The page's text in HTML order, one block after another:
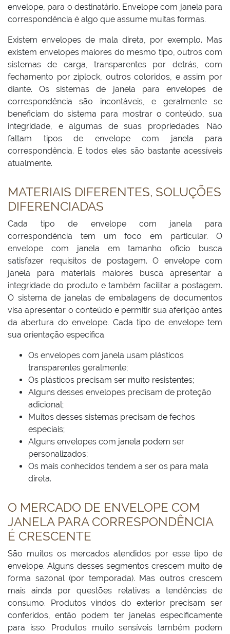
envelope, para o destinatário. Envelope com janela para
correspondência é algo que assume muitas formas.
Existem envelopes de mala direta, por exemplo. Mas
existem envelopes maiores do mesmo tipo, outros com
sistemas de carga, transparentes por detrás, com
fechamento por ziplock, outros coloridos, e assim por
diante. Os sistemas de janela para envelopes de
correspondência são incontáveis, e geralmente se
beneficiam do sistema para mostrar o conteúdo, sua
integridade, e algumas de suas propriedades. Não
faltam tipos de envelope com janela para
correspondência. E todos eles são bastante acessíveis
atualmente.
MATERIAIS DIFERENTES, SOLUÇÕES
DIFERENCIADAS
Cada tipo de envelope com janela para
correspondência tem um foco em particular. O
envelope com janela em tamanho ofício busca
satisfazer requisitos de postagem. O envelope com
janela para materiais maiores busca apresentar a
integridade do produto e também facilitar a postagem.
O sistema de janelas de embalagens de documentos
visa apresentar o conteúdo e permitir sua aferição antes
da abertura do envelope. Cada tipo de envelope tem
sua orientação específica.
Os envelopes com janela usam plásticos
transparentes geralmente;
Os plásticos precisam ser muito resistentes;
Alguns desses envelopes precisam de proteção
adicional;
Muitos desses sistemas precisam de fechos
especiais;
Alguns envelopes com janela podem ser
personalizados;
Os mais conhecidos tendem a ser os para mala
direta.
O MERCADO DE ENVELOPE COM
JANELA PARA CORRESPONDÊNCIA
É CRESCENTE
São muitos os mercados atendidos por esse tipo de
envelope. Alguns desses segmentos crescem muito de
forma sazonal (por temporada). Mas outros crescem
mais ainda por questões relativas a tendências de
consumo. Produtos vindos do exterior precisam ser
conferidos, então podem ter janelas especificamente
para isso. Produtos muito sensíveis também podem